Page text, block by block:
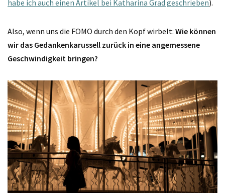
habe ich auch einen Artikel bei Katharina Grad geschrieben).
Also, wenn uns die FOMO durch den Kopf wirbelt: Wie können
wir das Gedankenkarussell zurück in eine angemessene
Geschwindigkeit bringen?